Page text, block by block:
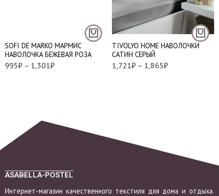
SOFI DE MARKO МАРМИС
НАВОЛОЧКА БЕЖЕВАЯ РОЗА
995₽ – 1,301₽
TIVOLYO HOME НАВОЛОЧКИ
САТИН СЕРЫЙ
1,721₽ – 1,865₽
70*70-2шт.
ASABELLA-POSTEL
Интернет-магазин качественного текстиля для дома и отдыха.